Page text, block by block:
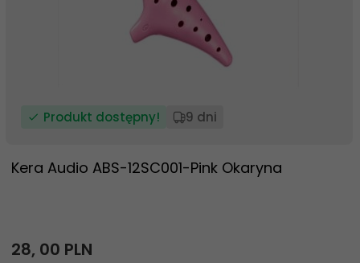
Produkt dostępny! 9 dni
Kera Audio ABS-12SC001-Pink Okaryna
28, 00 PLN